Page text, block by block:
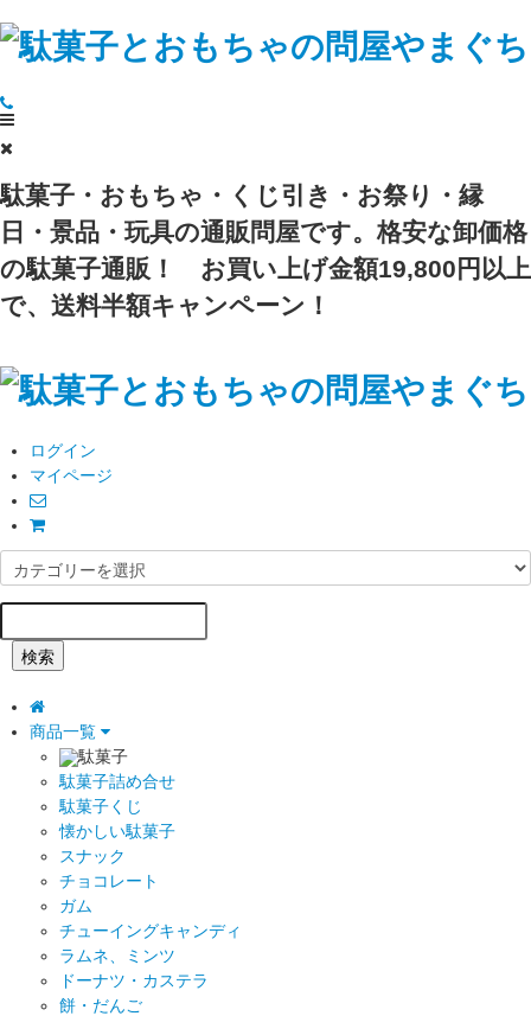
駄菓子・おもちゃ・くじ引き・お祭り・縁
日・景品・玩具の通販問屋です。格安な卸価格
の駄菓子通販！
お買い上げ金額19,800円以上
で、送料半額キャンペーン！
ログイン
マイページ
検索
商品一覧
駄菓子
駄菓子詰め合せ
駄菓子くじ
懐かしい駄菓子
スナック
チョコレート
ガム
チューイングキャンディ
ラムネ、ミンツ
ドーナツ・カステラ
餅・だんご